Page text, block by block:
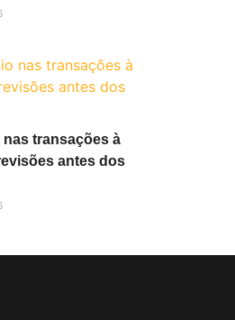
transações à
antes dos